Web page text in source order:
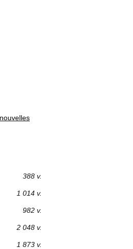
388 v.
1 014 v.
982 v.
2 048 v.
1 873 v.